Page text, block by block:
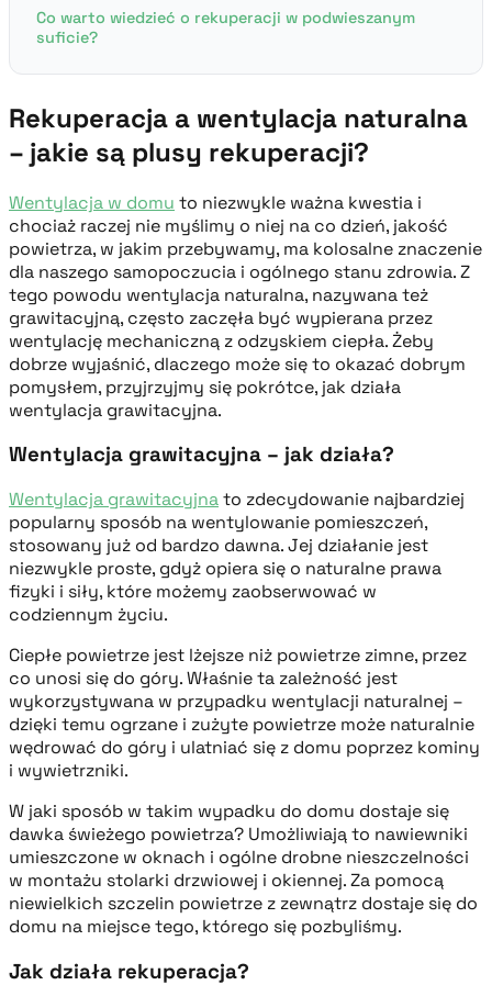
Co warto wiedzieć o rekuperacji w podwieszanym
suficie?
Rekuperacja a wentylacja naturalna
– jakie są plusy rekuperacji?
Wentylacja w domu to niezwykle ważna kwestia i
chociaż raczej nie myślimy o niej na co dzień, jakość
powietrza, w jakim przebywamy, ma kolosalne znaczenie
dla naszego samopoczucia i ogólnego stanu zdrowia. Z
tego powodu wentylacja naturalna, nazywana też
grawitacyjną, często zaczęła być wypierana przez
wentylację mechaniczną z odzyskiem ciepła. Żeby
dobrze wyjaśnić, dlaczego może się to okazać dobrym
pomysłem, przyjrzyjmy się pokrótce, jak działa
wentylacja grawitacyjna.
Wentylacja grawitacyjna – jak działa?
Wentylacja grawitacyjnato zdecydowanie najbardziej
popularny sposób na wentylowanie pomieszczeń,
stosowany już od bardzo dawna. Jej działanie jest
niezwykle proste, gdyż opiera się o naturalne prawa
fizyki i siły, które możemy zaobserwować w
codziennym życiu.
Ciepłe powietrze jest lżejsze niż powietrze zimne, przez
co unosi się do góry. Właśnie ta zależność jest
wykorzystywana w przypadku wentylacji naturalnej –
dzięki temu ogrzane i zużyte powietrze może naturalnie
wędrować do góry i ulatniać się z domu poprzez kominy
i wywietrzniki.
W jaki sposób w takim wypadku do domu dostaje się
dawka świeżego powietrza? Umożliwiają to nawiewniki
umieszczone w oknach i ogólne drobne nieszczelności
w montażu stolarki drzwiowej i okiennej. Za pomocą
niewielkich szczelin powietrze z zewnątrz dostaje się do
domu na miejsce tego, którego się pozbyliśmy.
Jak działa rekuperacja?